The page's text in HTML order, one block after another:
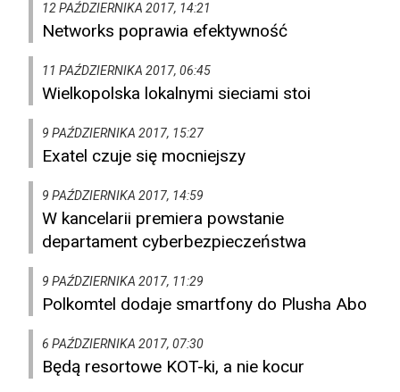
12 PAŹDZIERNIKA 2017, 14:21
Networks poprawia efektywność
11 PAŹDZIERNIKA 2017, 06:45
Wielkopolska lokalnymi sieciami stoi
9 PAŹDZIERNIKA 2017, 15:27
Exatel czuje się mocniejszy
9 PAŹDZIERNIKA 2017, 14:59
W kancelarii premiera powstanie
departament cyberbezpieczeństwa
9 PAŹDZIERNIKA 2017, 11:29
Polkomtel dodaje smartfony do Plusha Abo
6 PAŹDZIERNIKA 2017, 07:30
Będą resortowe KOT-ki, a nie kocur